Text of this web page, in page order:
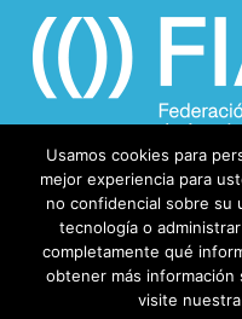
Usamos cookies para
mejor experiencia para
no confidencial sobre su
tecnología o
completamente qué
obtener más
visite